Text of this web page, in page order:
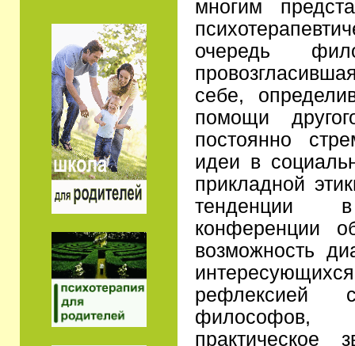
многим
очередь
себе,
помощи
постоянно
идеи в
прикладной
тенденции
конференции
возможность
рефлексией
философов,
практическое